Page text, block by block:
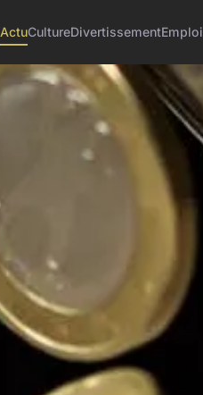
ActuCultureDivertissementEmploi